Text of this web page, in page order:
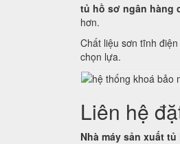
tủ hồ sơ ngân hàng
hơn.
Chất liệu sơn tĩnh
chọn lựa.
Liên hệ
Nhà máy sản xuất